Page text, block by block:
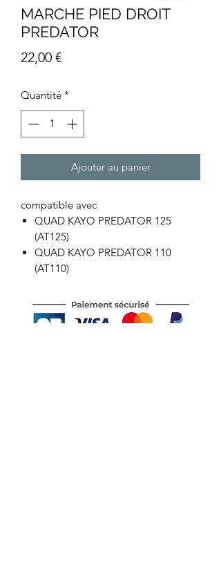
MARCHE PIED DROIT
PREDATOR
22,00 €Prix
Quantité *
Ajouter au panier
compatible avec
QUAD KAYO PREDATOR 125
(AT125)
QUAD KAYO PREDATOR 110
(AT110)